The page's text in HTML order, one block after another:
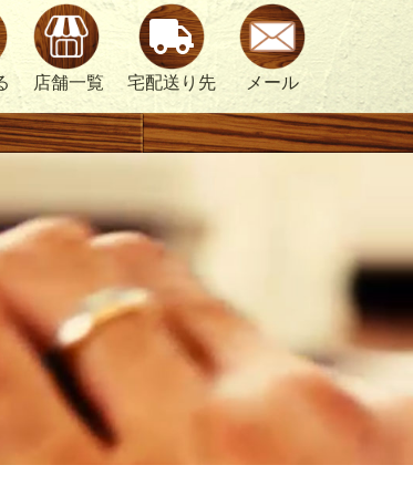
店舗一覧 宅配送り先 メール